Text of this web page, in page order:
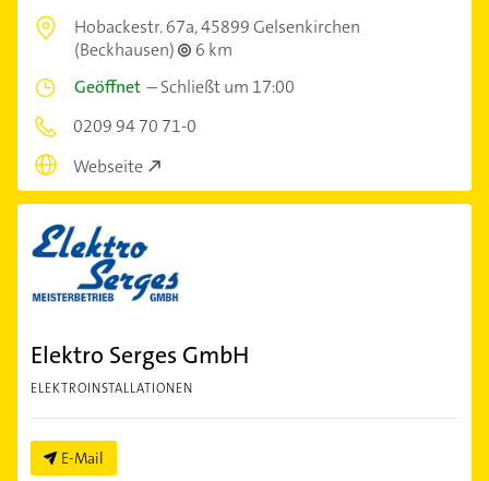
Hobackestr. 67a,45899 Gelsenkirchen
(Beckhausen)
6 km
Geöffnet –Schließt um 17:00
0209 94 70 71-0
Webseite
Elektro Serges GmbH
ELEKTROINSTALLATIONEN
E-Mail